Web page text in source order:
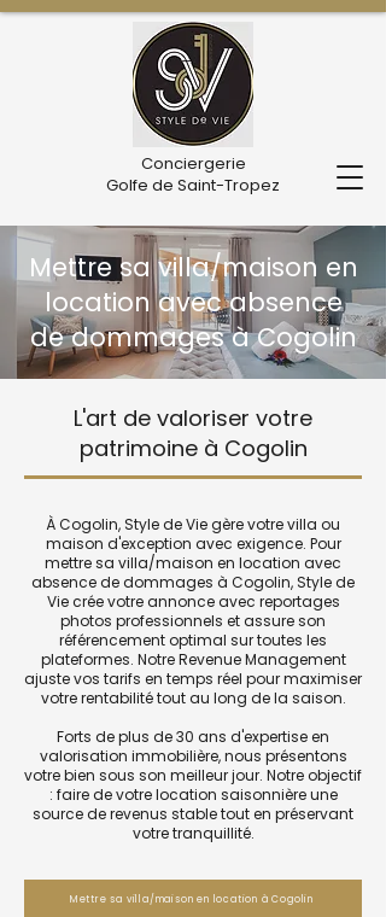
Conciergerie
Golfe de Saint-Tropez
Mettre sa villa/maison en
location avec absence
de dommages à Cogolin
L'art de valoriser votre
patrimoine à Cogolin
À Cogolin, Style de Vie gère votre villa ou
maison d'exception avec exigence. Pour
mettre sa villa/maison en location avec
absence de dommages à Cogolin, Style de
Vie crée votre annonce avec reportages
photos professionnels et assure son
référencement optimal sur toutes les
plateformes. Notre Revenue Management
ajuste vos tarifs en temps réel pour maximiser
votre rentabilité tout au long de la saison.
Forts de plus de 30 ans d'expertise en
valorisation immobilière, nous présentons
votre bien sous son meilleur jour. Notre objectif
: faire de votre location saisonnière une
source de revenus stable tout en préservant
votre tranquillité.
Mettre sa villa/maison en location à Cogolin